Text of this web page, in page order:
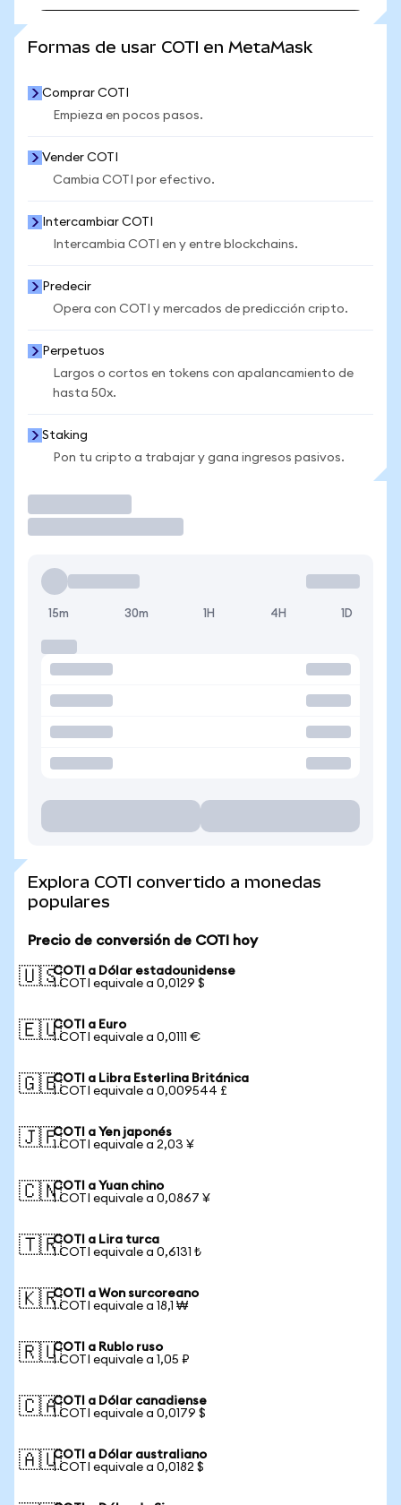
Formas de usar COTI en MetaMask
Comprar COTI
Empieza en pocos pasos.
Vender COTI
Cambia COTI por efectivo.
Intercambiar COTI
Intercambia COTI en y entre blockchains.
Predecir
Opera con COTI y mercados de predicción cripto.
Perpetuos
Largos o cortos en tokens con apalancamiento de
hasta 50x.
Staking
Pon tu cripto a trabajar y gana ingresos pasivos.
15m 30m 1H 4H 1D
Explora COTI convertido a monedas
populares
Precio de conversión de COTI hoy
🇺🇸COTI a Dólar estadounidense
1 COTI equivale a 0,0129 $
🇪🇺COTI a Euro
1 COTI equivale a 0,0111 €
🇬🇧COTI a Libra Esterlina Británica
1 COTI equivale a 0,009544 £
🇯🇵COTI a Yen japonés
1 COTI equivale a 2,03 ¥
🇨🇳COTI a Yuan chino
1 COTI equivale a 0,0867 ¥
🇹🇷COTI a Lira turca
1 COTI equivale a 0,6131 ₺
🇰🇷COTI a Won surcoreano
1 COTI equivale a 18,1 ₩
🇷🇺COTI a Rublo ruso
1 COTI equivale a 1,05 ₽
🇨🇦COTI a Dólar canadiense
1 COTI equivale a 0,0179 $
🇦🇺COTI a Dólar australiano
1 COTI equivale a 0,0182 $